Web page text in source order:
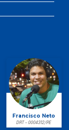
Francisco Neto
DRT - 0004312/PE